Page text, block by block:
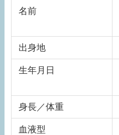
名前
出身地
生年月日
身長／体重
血液型